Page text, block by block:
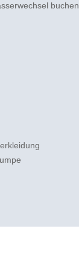
buchen